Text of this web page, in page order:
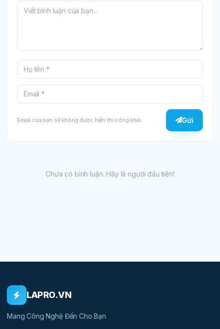
Email của bạn sẽ không được hiển thị công khai. Gửi
Chưa có bình luận. Hãy là người đầu tiên!
LAPRO.VN
Mang Công Nghệ Đến Cho Bạn